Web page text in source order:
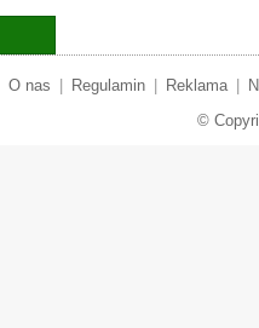
O nas Regulamin Reklama
©